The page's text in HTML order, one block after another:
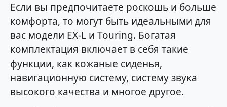
Если вы предпочитаете роскошь и больше
комфорта, то могут быть идеальными для
вас модели EX-L и Touring. Богатая
комплектация включает в себя такие
функции, как кожаные сиденья,
навигационную систему, систему звука
высокого качества и многое другое.